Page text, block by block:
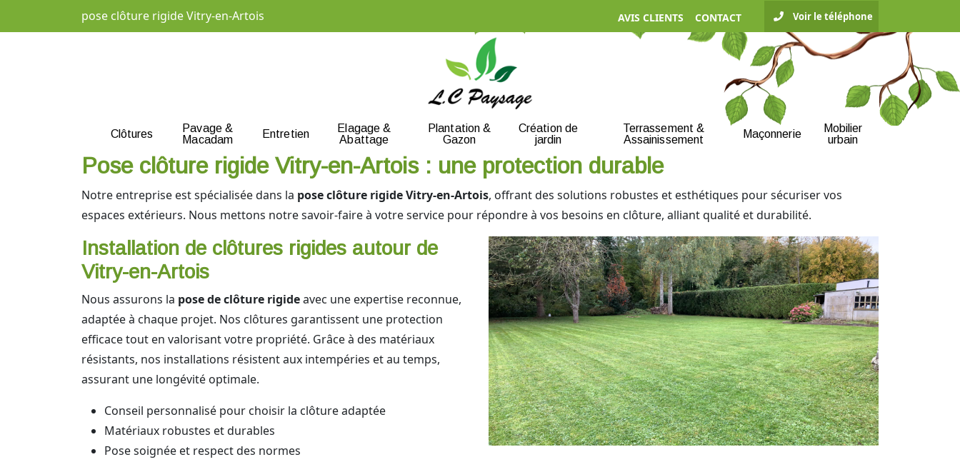
pose clôture rigide Vitry-en-Artois AVIS CLIENTS CONTACT Voir le téléphone
Clôtures
Pavage &
Macadam
Entretien
Elagage &
Abattage
Plantation &
Gazon
Création de
jardin
Terrassement &
Assainissement
Maçonnerie
Mobilier
urbain
Pose clôture rigide Vitry-en-Artois : une protection durable
Notre entreprise est spécialisée dans la pose clôture rigide Vitry-en-Artois, offrant des solutions robustes et esthétiques pour sécuriser vos
espaces extérieurs. Nous mettons notre savoir-faire à votre service pour répondre à vos besoins en clôture, alliant qualité et durabilité.
Installation de clôtures rigides autour de
Vitry-en-Artois
Nous assurons la pose de clôture rigideavec une expertise reconnue,
adaptée à chaque projet. Nos clôtures garantissent une protection
efficace tout en valorisant votre propriété. Grâce à des matériaux
résistants, nos installations résistent aux intempéries et au temps,
assurant une longévité optimale.
Conseil personnalisé pour choisir la clôture adaptée
Matériaux robustes et durables
Pose soignée et respect des normes